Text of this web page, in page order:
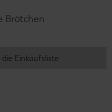
Brötchen
Einkaufsliste